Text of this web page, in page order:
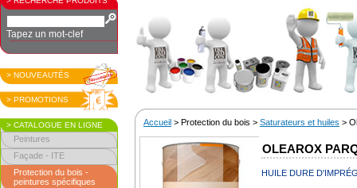
Tapez un mot-clef
> NOUVEAUTÉS
> PROMOTIONS
> CATALOGUE EN LIGNE
Peintures
Façade - ITE
Protection du bois -
peintures spécifiques
Accueil > Protection du bois > Saturateurs et huiles >
OLEAROX
HUILE DURE